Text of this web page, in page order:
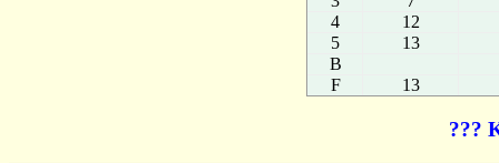
4
12
5
13
B
F
13
???